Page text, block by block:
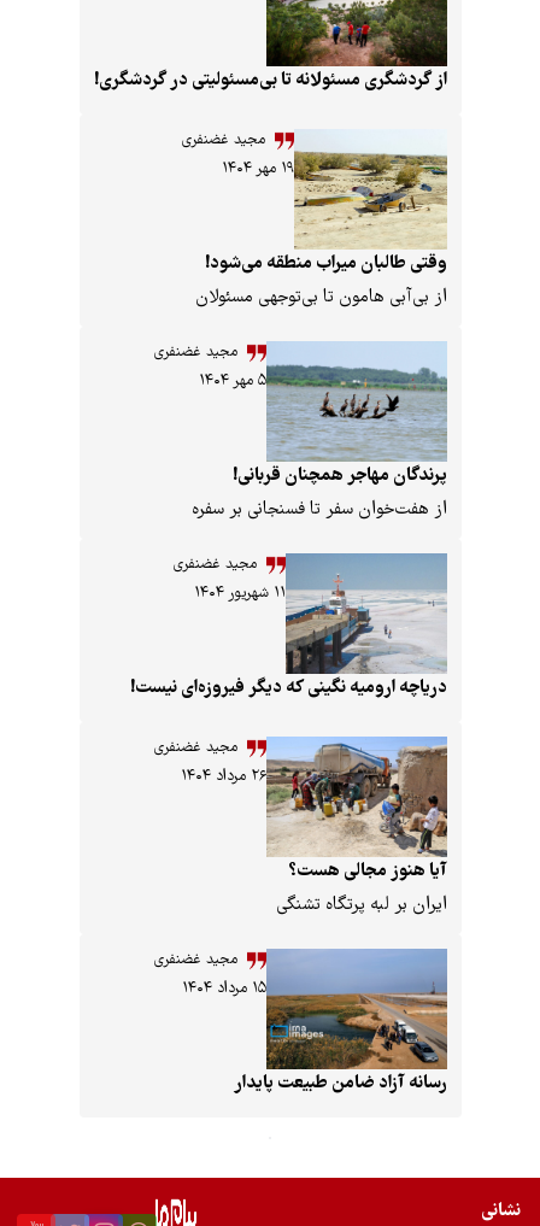
مسئولانه تا بی‌مسئولیتی در گردشگری!
۱۹ مهر ۱۴۰۴
میراب منطقه می‌شود!
هامون تا بی‌‌توجهی مسئولان
۵ مهر ۱۴۰۴
مهاجر همچنان قربانی!
سفر تا فسنجانی بر سفره
۱۱ شهریور ۱۴۰۴
ارومیه نگینی که دیگر فیروزه‌ای نیست!
مجید غضنفری
۲۶ مرداد ۱۴۰۴
مجالی هست؟
لبه‌ پرتگاه تشنگی
۱۵ مرداد ۱۴۰۴
آزاد ضامن طبیعت پایدار